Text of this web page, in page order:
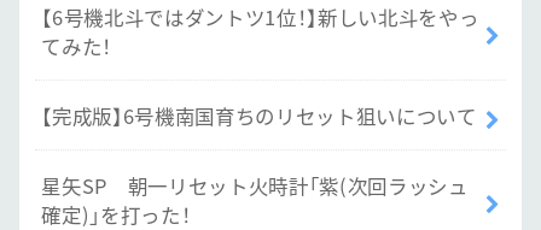
【6号機北斗ではダントツ1位！】新しい北斗をやっ
てみた！
【完成版】6号機南国育ちのリセット狙いについて
星矢SP 朝一リセット火時計「紫(次回ラッシュ
確定)」を打った！